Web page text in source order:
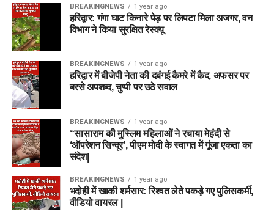
BREAKINGNEWS 1 year ago
हरिद्वार: गंगा घाट किनारे पेड़ पर लिपटा मिला अजगर, वन
विभाग ने किया सुरक्षित रेस्क्यू
BREAKINGNEWS 1 year ago
हरिद्वार में बीजेपी नेता की दबंगई कैमरे में कैद, अफसर पर
बरसे अपशब्द, चुप्पी पर उठे सवाल
BREAKINGNEWS 1 year ago
“सासाराम की मुस्लिम महिलाओं ने रचाया मेहंदी से
‘ऑपरेशन सिन्दूर’, पीएम मोदी के स्वागत में गूंजा एकता का
संदेश|
BREAKINGNEWS 1 year ago
भदोही में खाकी शर्मसार: रिश्वत लेते पकड़े गए पुलिसकर्मी,
वीडियो वायरल |